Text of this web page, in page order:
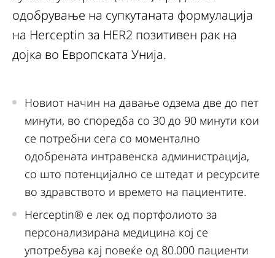
одобрување на супкутаната формулација
на Herceptin за HER2 позитивен рак на
дојка во Европската Унија.
Новиот начин на давање одзема две до пет
минути, во споредба со 30 до 90 минути кои
се потребни сега со моментално
одобрената интравенска администрација,
со што потенцијално се штедат и ресурсите
во здравството и времето на пациентите.
Herceptin® е лек од портфолиото за
персонализирана медицина кој се
употребува кај повеќе од 80.000 пациенти